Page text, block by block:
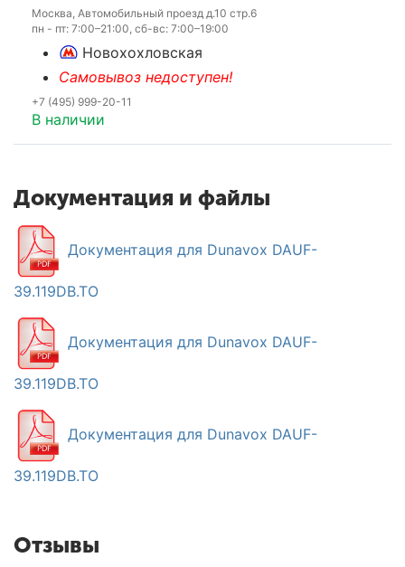
Москва, Автомобильный проезд д.10 стр.6
пн - пт: 7:00–21:00, сб-вс: 7:00–19:00
Новохохловская
Самовывоз недоступен!
+7 (495) 999-20-11
В наличии
Документация и файлы
Документация для Dunavox DAUF-
39.119DB.TO
Документация для Dunavox DAUF-
39.119DB.TO
Документация для Dunavox DAUF-
39.119DB.TO
Отзывы